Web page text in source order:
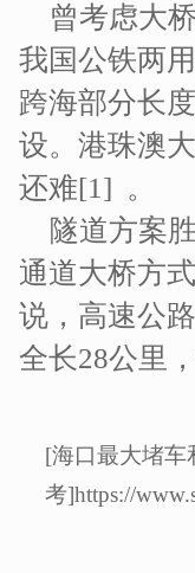
曾考虑大
我国公铁两
跨海部分长
设。港珠澳
还难[1] 。
隧道方案
通道大桥方
说，高速公
全长28公里
[海口最大堵车
考]https://